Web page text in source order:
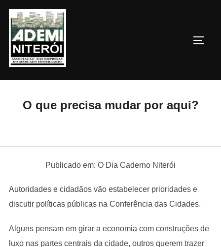
para
conteúdo
O que precisa mudar por aqui?
Publicado em: O Dia Caderno Niterói
Autoridades e cidadãos vão estabelecer prioridades e
discutir políticas públicas na Conferência das Cidades.
Alguns pensam em girar a economia com construções de
luxo nas partes centrais da cidade, outros querem trazer